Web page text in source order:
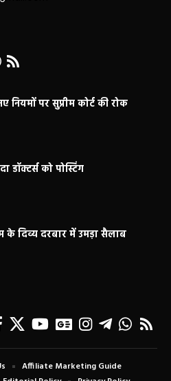
नियमों पर सुप्रीम कोर्ट की रोक
डॉक्टर्स को पोस्टिंग
के दिव्य दरबार में उमड़ा सैलाब
Affiliate Marketing Guide